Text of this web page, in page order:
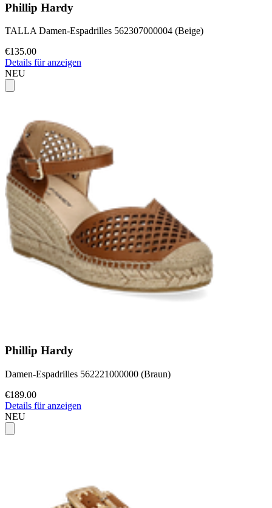
Phillip Hardy
TALLA Damen-Espadrilles 562307000004 (Beige)
€135.00
Details für anzeigen
NEU
Phillip Hardy
Damen-Espadrilles 562221000000 (Braun)
€189.00
Details für anzeigen
NEU